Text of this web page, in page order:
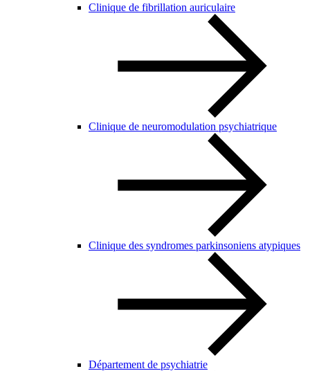
Clinique de fibrillation auriculaire
Clinique de neuromodulation psychiatrique
Clinique des syndromes parkinsoniens atypiques
Département de psychiatrie